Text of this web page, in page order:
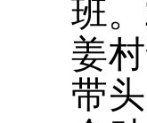
班。
姜
带